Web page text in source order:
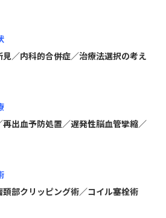
／内科的合併症／治療法選択の考え
出血予防処置／遅発性脳血管攣縮／
部クリッピング術／コイル塞栓術